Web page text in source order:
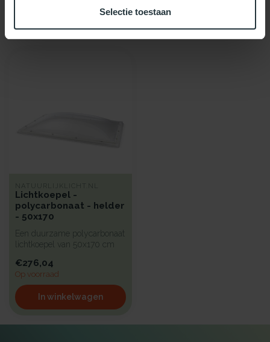
Selectie toestaan
Recent bekeken
NATUURLIJKLICHT.NL
Lichtkoepel -
polycarbonaat - helder
- 50x170
Een duurzame polycarbonaat
lichtkoepel van 50x170 cm
€276,04
Op voorraad
In winkelwagen